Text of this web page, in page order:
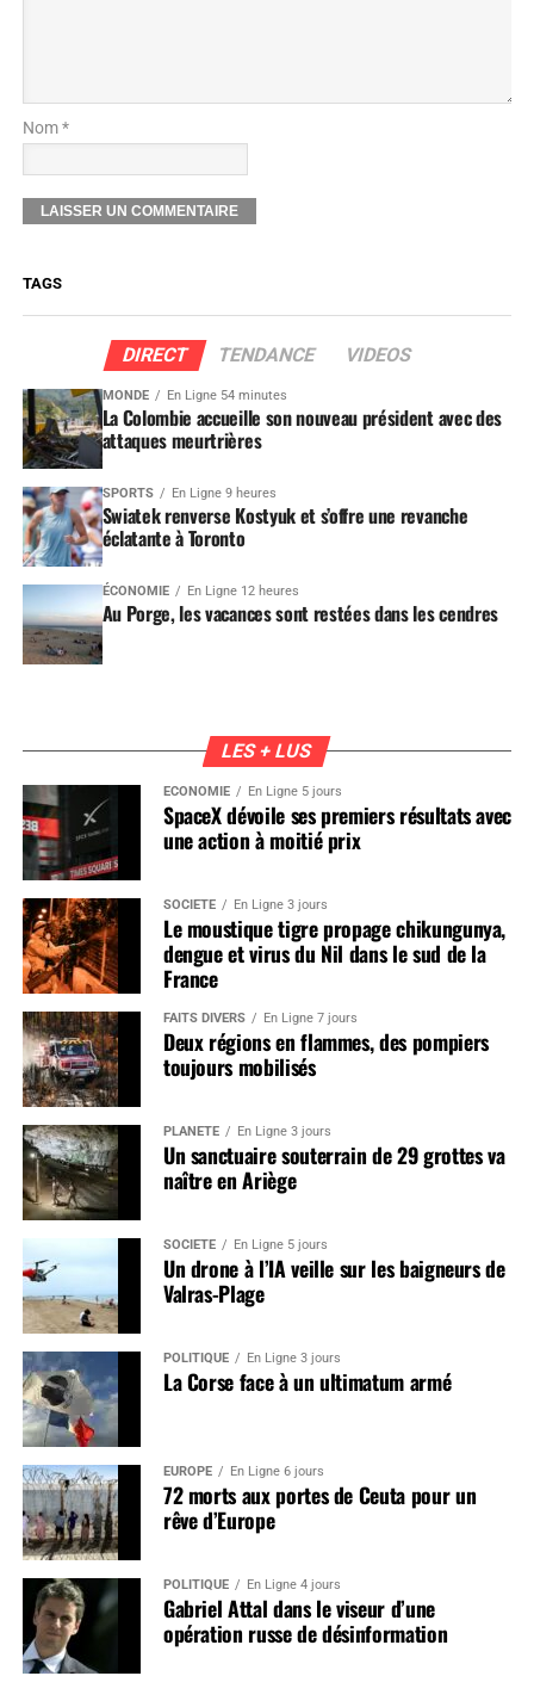
Nom *
TAGS
DIRECT TENDANCE VIDEOS
MONDE En Ligne 54 minutes
La Colombie accueille son nouveau président avec des
attaques meurtrières
SPORTS En Ligne 9 heures
Swiatek renverse Kostyuk et s’offre une revanche
éclatante à Toronto
ÉCONOMIE En Ligne 12 heures
Au Porge, les vacances sont restées dans les cendres
LES + LUS
ÉCONOMIE En Ligne 5 jours
SpaceX dévoile ses premiers résultats avec
une action à moitié prix
SOCIÉTÉ En Ligne 3 jours
Le moustique tigre propage chikungunya,
dengue et virus du Nil dans le sud de la
France
FAITS DIVERS En Ligne 7 jours
Deux régions en flammes, des pompiers
toujours mobilisés
PLANÈTE En Ligne 3 jours
Un sanctuaire souterrain de 29 grottes va
naître en Ariège
SOCIÉTÉ En Ligne 5 jours
Un drone à l’IA veille sur les baigneurs de
Valras-Plage
POLITIQUE En Ligne 3 jours
La Corse face à un ultimatum armé
EUROPE En Ligne 6 jours
72 morts aux portes de Ceuta pour un
rêve d’Europe
POLITIQUE En Ligne 4 jours
Gabriel Attal dans le viseur d’une
opération russe de désinformation